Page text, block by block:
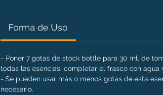
Forma de Uso
- Poner 7 gotas de stock bottle para 30 ml. de
todas las esencias, completar el frasco con agua
- Se pueden usar más o menos gotas de esta
necesario.